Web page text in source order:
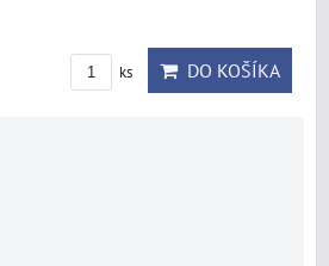
ks DO KOŠÍKA